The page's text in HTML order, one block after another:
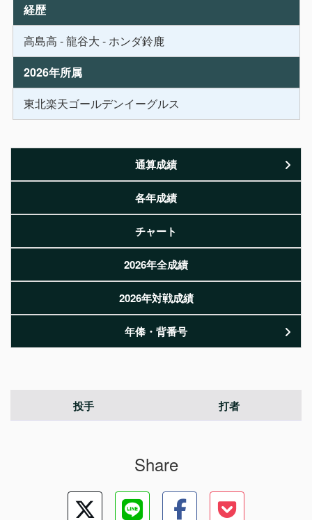
経歴
高島高 - 龍谷大 - ホンダ鈴鹿
2026年所属
東北楽天ゴールデンイーグルス
通算成績
各年成績
チャート
2026年全成績
2026年対戦成績
年俸・背番号
投手 打者
Share